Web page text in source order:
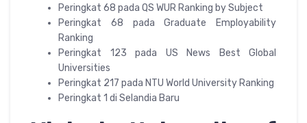
Peringkat 68 pada QS WUR Ranking by Subject
Peringkat 68 pada Graduate Employability
Ranking
Peringkat 123 pada US News Best Global
Universities
Peringkat 217 pada NTU World University Ranking
Peringkat 1 di Selandia Baru